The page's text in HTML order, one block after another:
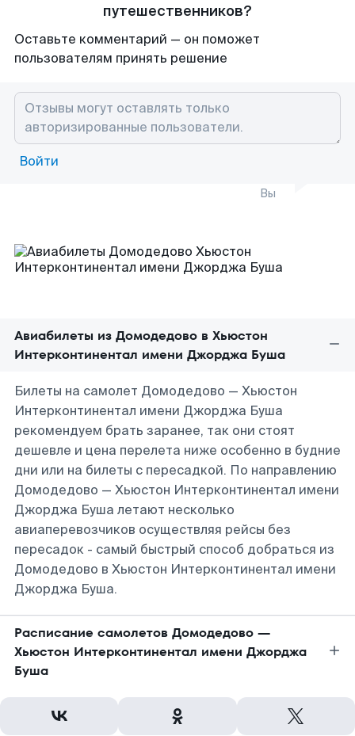
путешественников?
Оставьте комментарий — он поможет
пользователям принять решение
Войти
Вы
Авиабилеты из Домодедово в Хьюстон
Интерконтинентал имени Джорджа Буша
Билеты на самолет Домодедово — Хьюстон
Интерконтинентал имени Джорджа Буша
рекомендуем брать заранее, так они стоят
дешевле и цена перелета ниже особенно в будние
дни или на билеты с пересадкой. По направлению
Домодедово — Хьюстон Интерконтинентал имени
Джорджа Буша летают несколько
авиаперевозчиков осуществляя рейсы без
пересадок - самый быстрый способ добраться из
Домодедово в Хьюстон Интерконтинентал имени
Джорджа Буша.
Расписание самолетов Домодедово —
Хьюстон Интерконтинентал имени Джорджа
Буша